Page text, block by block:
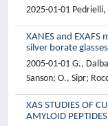
2025-01-01
XANES and
silver borate glasses
2005-01-01 G.,
Sanson; O., Sipr;
XAS STUDIES OF
AMYLOID PEPTIDES